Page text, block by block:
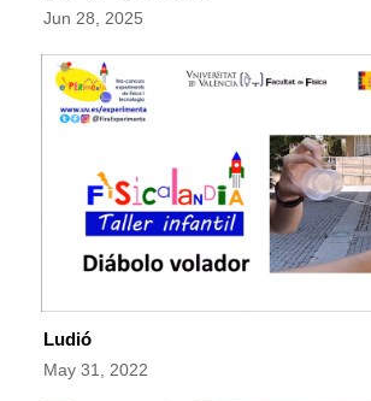
Jun 28, 2025
Ludió
May 31, 2022